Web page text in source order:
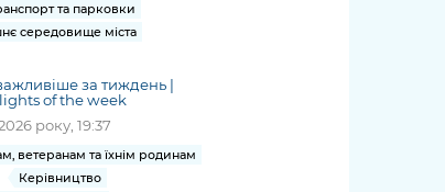
та парковки
середовище міста
за тиждень |
of the week
року, 19:37
ветеранам та їхнім родинам
Керівництво